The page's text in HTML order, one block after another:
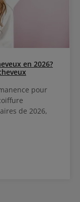
en 2026?
pour
de 2026,